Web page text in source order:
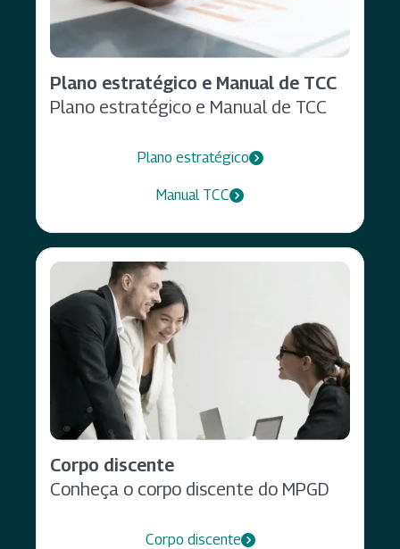
Plano estratégico e Manual de TCC
Plano estratégico e Manual de TCC
Plano estratégico
Manual TCC
Corpo discente
Conheça o corpo discente do MPGD
Corpo discente